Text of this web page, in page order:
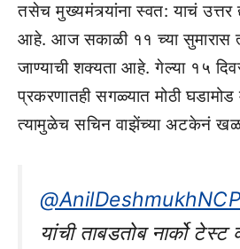
तसेच मुख्यमंत्र्यांना स्वत: याचं
आहे. आज सकाळी ११ च्या सुमारास
जाण्याची शक्यता आहे. गेल्या १५
प्रकरणातही सगळ्यात मोठी
त्यामुळेच सचिन वाझेंच्या अटकेनं
@AnilDeshmukhNCP
यांची ताबडतोब नार्को